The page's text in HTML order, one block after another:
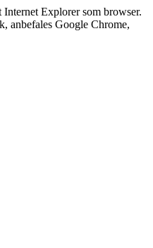
Explorer som browser.
anbefales Google Chrome,